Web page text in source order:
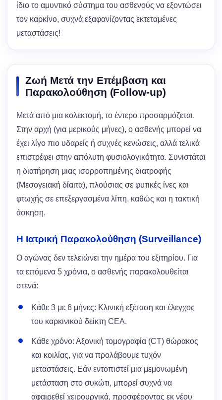
ίδιο το αμυντικό σύστημα του ασθενούς να εξοντώσει
τον καρκίνο, συχνά εξαφανίζοντας εκτεταμένες
μεταστάσεις!
Ζωή Μετά την Επέμβαση και
Παρακολούθηση (Follow-up)
Μετά από μια κολεκτομή, το έντερο προσαρμόζεται.
Στην αρχή (για μερικούς μήνες), ο ασθενής μπορεί να
έχει λίγο πιο υδαρείς ή συχνές κενώσεις, αλλά τελικά
επιστρέφει στην απόλυτη φυσιολογικότητα. Συνιστάται
η διατήρηση μιας ισορροπημένης διατροφής
(Μεσογειακή δίαιτα), πλούσιας σε φυτικές ίνες και
φτωχής σε επεξεργασμένα λίπη, καθώς και η τακτική
άσκηση.
Η Ιατρική Παρακολούθηση (Surveillance)
Ο αγώνας δεν τελειώνει την ημέρα του εξιτηρίου. Για
τα επόμενα 5 χρόνια, ο ασθενής παρακολουθείται
στενά:
Κάθε 3 με 6 μήνες: Κλινική εξέταση και έλεγχος
του καρκινικού δείκτη CEA.
Κάθε χρόνο: Αξονική τομογραφία (CT) θώρακος
και κοιλίας, για να προλάβουμε τυχόν
μεταστάσεις. Εάν εντοπιστεί μια μεμονωμένη
μετάσταση στο συκώτι, μπορεί συχνά να
αφαιρεθεί χειρουργικά, προσφέροντας εκ νέου